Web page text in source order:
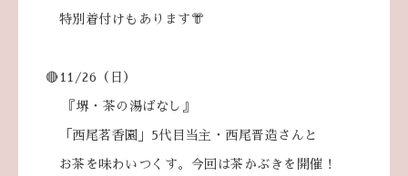
特別着付けもあります👘
🔴11/26（日）
『堺・茶の湯ばなし』
「西尾茗󠄀香園」5代目当主・西尾晋造さんと
お茶を味わいつくす。今回は茶かぶきを開催！